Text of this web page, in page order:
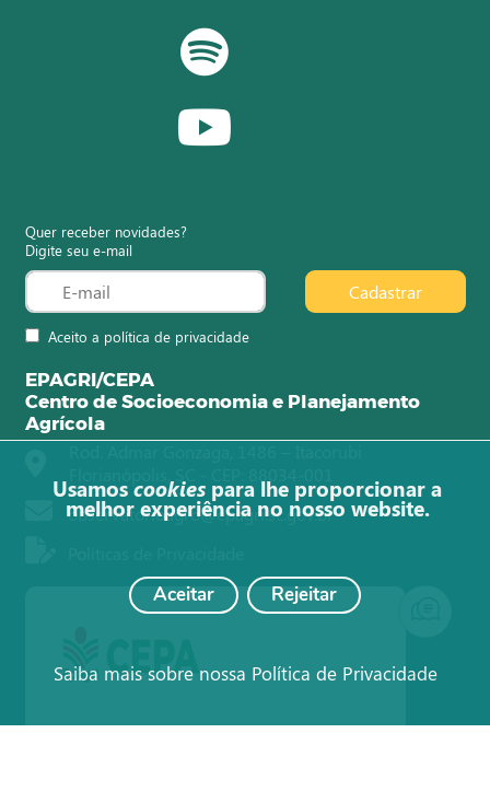
Quer receber novidades?
Digite seu e-mail
Aceito a política de privacidade
Cadastrar
EPAGRI/CEPA
Centro de Socioeconomia e Planejamento
Agrícola
observatorioagro@epagri.sc.gov.br
Usamos cookies para lhe proporcionar a
melhor experiência no nosso website.
Aceitar Rejeitar
Saiba mais sobre nossa Política de Privacidade